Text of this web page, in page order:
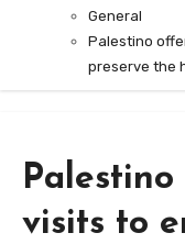
General
Palestino
preserve the
visits to